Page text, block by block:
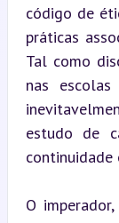
código de
práticas
Tal como
nas
estudo de
continuidade
O